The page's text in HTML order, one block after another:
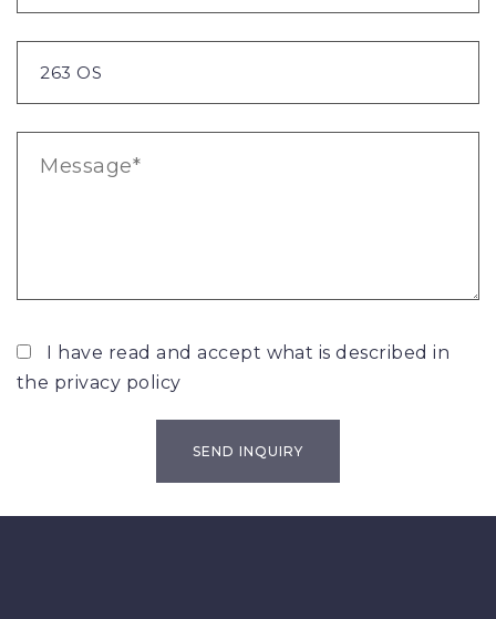
I have read and accept what is described in
the privacy policy